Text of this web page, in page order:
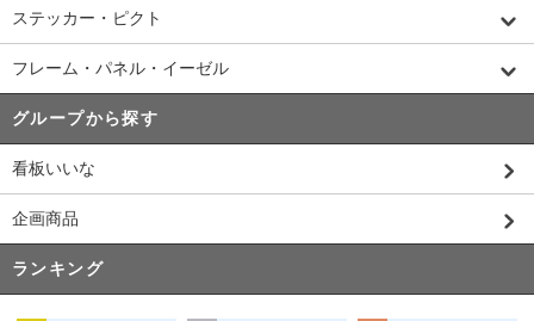
ステッカー・ピクト
フレーム・パネル・イーゼル
グループから探す
看板いいな
企画商品
ランキング